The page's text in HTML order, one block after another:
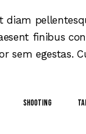
diam
finibus
sem egestas.
shooting